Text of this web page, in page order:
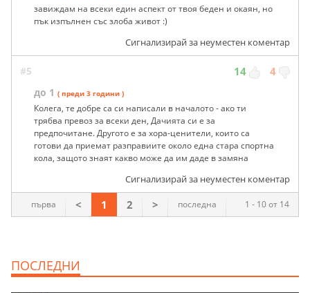
завиждам на всеки един аспект от твоя беден и окаян, но
пък изпълнен със злоба живот :)
Сигнализирай за неуместен коментар
#5 14 4
до 1 ( преди 3 години )
Колега, те добре са си написали в началото - ако ти
трябва превоз за всеки ден, Дачията си е за
предпочитане. Другото е за хора-ценители, които са
готови да приемат разправиите около една стара спортна
кола, защото знаят какво може да им даде в замяна
Сигнализирай за неуместен коментар
1 - 10 от 14
първа < 1 2 > последна
ПОСЛЕДНИ